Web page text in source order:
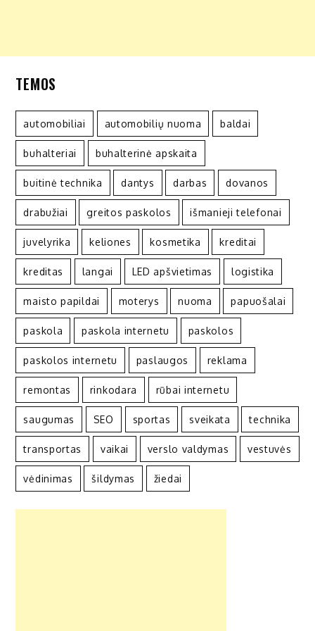
TEMOS
automobiliai automobilių nuoma baldai
buhalteriai buhalterinė apskaita
buitinė technika dantys darbas dovanos
drabužiai greitos paskolos išmanieji telefonai
juvelyrika keliones kosmetika kreditai
kreditas langai LED apšvietimas logistika
maisto papildai moterys nuoma papuošalai
paskola paskola internetu paskolos
paskolos internetu paslaugos reklama
remontas rinkodara rūbai internetu
saugumas SEO sportas sveikata technika
transportas vaikai verslo valdymas vestuvės
vėdinimas šildymas žiedai